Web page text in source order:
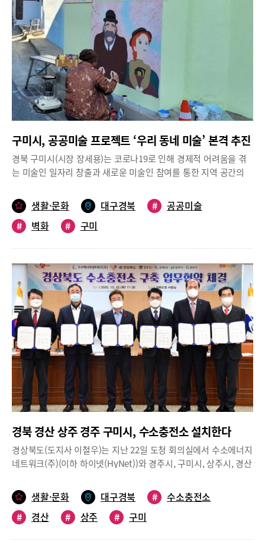
20일, 하천·도로 등 지형지물과 행정구역이 불일치하거나 동일건물
이나 사업부지의 행정구역 중첩으로 인한 주민불편을 해결하기 위
해 상모사곡동을 비롯한 8개 행정동 간의 경계를 조정했다.신평1동
과 맞닿아있는 원평1동 동쪽 일부를 신평1동으로, 동일건물이지만
조례상 신평1동과 광평동으로 나뉘어져있던 광평초등학교를 광평
동으로, 동일부지이지만 조례상 광평동과 상모사곡동으로 나뉘어
져있던 보성황실타운 2차를 상모사곡동으로 편입하는 등 혼란을 줄
이고 행정효율성을 높였다.특히, 푸르지오캐슬 ABC단지 주민의 생
활권은 송정동이지만 관할 행정동이 선주원남동으로 되어 있어 주
속적으로 건의되었다. 이에, 20여 년만에 푸르지오캐슬 ABC단지의
관할 행정동을 선주원남동에서 송정동으로 조정해, 주민생활권과
행정구역을 일치시킴으로써 행정에 대한 혼란을 줄이고 편중된 인
구를 적절히 배치하여 주민서비스 질을 높였다.비산동·공단1동 행
읍면동 주민설명회, 설문조사 등을 통해 자연지리성, 생활편의성,
지역형평성, 지역정체성에 따른 행정구역 조정안을 마련하고 행정
동 통합 등의 타당성을 다각적으로 검토했다.특히, 하나의 생활권을
행정동 통합을 위해 지난 2월 13일 공청회를 시작으로, 통합추진위
원회(이하 위원회)의 출범식과 회의를 개최했다.위원회에서는 주민
의견을 최대한 수렴하기 위해 통합동 명칭공모, 설문조사 등을 실시
했다. 그 결과, 통합동 명칭은 비산동, 소재지는 공단1동행정복지센
터 위치로 하는 것으로 의결하고 시로 전달했다. 시는 비산동·공단1
동 행정동 통합과 이에 따른 공단2동의 명칭변경(공단동)에 대한 조
례안을 마련하고 시의회의 승인을 받았으며, 2021년 1월 1일부터
시행한다.한편, 지난 10월 인구 5천 미만인 행정동을 대상으로 한
설문조사에서 79%가 넘는 주민들이 통합에 대해서 찬성한 원평1
동과 원평2동은 통합추진위원회를 구성하여 원활하게 추진중에 있
다.구미시 산동면 읍 승격불과 5년 전만 해도 전형적인 농촌지역이
었던 산동면은 4단지 확장단지 내 대규모 아파트 입주와 함께 국가
5단지 조성을 통합 급격한 인구증가로 읍 승격에 대한 필요성이 꾸
준히 제기되었다.특히, 2019년 4월부터는 인구 2만 명을 돌파하였
고 현재는 2만 6,673명(2020년 11월말 기준)으로, 읍을 설치할 수
있는 기준인 인구 2만 이상, 시가지 구성 인구(40% 이상) 및 도시적
따라, 시는 읍 승격 기본계획 수립, 주민 의견 수렴 및 실태조사, 시
의회 의견청취를 거쳐 경상북도를 경유해 행정안전부에 ‘산동면 읍
승격 신청서’를 제출했다. 행정안전부에서는 현지 실사, 관련 자료
구미시, 공공미술 프로젝트 ‘우리 동네 미술’ 본격 추진
경북 구미시(시장 장세용)는 코로나19로 인해 경제적 어려움을 겪
는 미술인 일자리 창출과 새로운 미술인 참여를 통한 지역 공간의
소규모 도시재생 사업지인 신평2동 일원을 중심으로 본격적으로 추
진하고 있다.내년 2월 마무리를 목표로 지난 9월 사업 대상지를 결
정, 작가팀 공개모집을 통해 지역 예술인 38명으로 구성된 ‘한국미
견을 반영하기 위한 주민설명회 과정도 거쳤다.사업 대상지인 신평
동은 1965년 국가산업단지가 조성되면서 택지개발을 통해 주거지
로 형성돼 이주민들이 마을을 이루고 (구)금오공대가 자리하고 있
어 대학생의 삶에 터전이었으나 지금은 세월의 흐름으로 인해 쇠퇴
해 젊은이들의 발길이 끊기고 있는 곳이다.이 사업으로 마을의 환경
을 개선하고 쾌적하고 밝은 분위기로 조성하기 위해 사업 구간 내
‘키다리아저씨’와 ‘빨간머리앤’ 등의 명작동화 속 주인공의 다양한
모습으로 50여개의 벽화와 조형물을 설치해 특색 있는 동네로 조성
한다.또 여러 가지 다양한 홍보매체를 통해 젊은 층의 관심을 유도
하며 주변의 갈뫼루로 이어지는 코스로 연계해 유동인구를 이끌어
구미 입시미술학원 재수학원 등이 있는 지역에 새로운 활력을 불어
경제적 어려움을 겪는 지역 예술인에게는 조금이나마 보탬이 되고,
노후화된 지역 공간은 품격 있는 도시공간으로 재탄생 시켜 지역 명
소로 자리 매김 할 것으로 기대하고 있다”고 말했다.
생활·문화 대구경북 #
공공미술
#
벽화 # 구미
경북 경산 상주 경주 구미시, 수소충전소 설치한다
경상북도(도지사 이철우)는 지난 22일 도청 회의실에서 수소에너지
네트워크(주)(이하 하이넷(HyNet))와 경주시, 구미시, 상주시, 경산
협약식에는 이철우 도지사와 유종수 하이넷 대표이사, 장세용 구미
시장, 강영석 상주시장, 최영조 경산시장, 이영석 경주부시장이 참
석해 내년도 수소충전소 설치사업을 추진하는데 상호 협력하기로
생활·문화 대구경북 #
수소충전소
#
경산 # 상주 # 구미